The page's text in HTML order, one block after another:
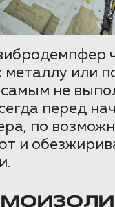
металлу или
самым не
перед
по
и